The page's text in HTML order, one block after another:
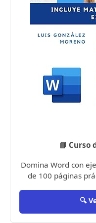
📘 Curso
Domina Word con
de 100 páginas
🔍